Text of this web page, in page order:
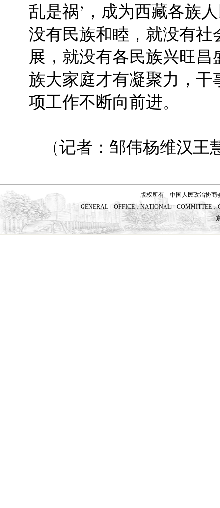
乱是祸’，成为西藏各族
没有民族和睦，就没有
展，就没有各民族兴旺
族大家庭才有凝聚力，
项工作不断向前进。
（记者：邹伟杨维汉
版权所有 中国人民政治协商
GENERAL OFFICE，NATIONAL COMMITTEE，